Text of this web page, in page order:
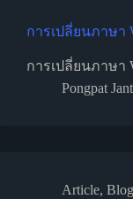
การเปลี่ยนภาษา
การเปลี่ยนภาษา
Pongpat
Article, Blog